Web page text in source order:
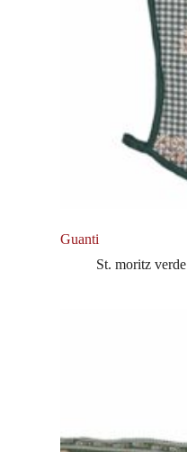
Guanti
St. moritz verde